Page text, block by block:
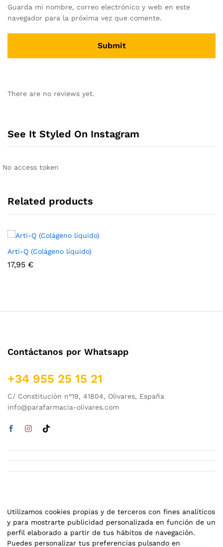
Guarda mi nombre, correo electrónico y web en este
navegador para la próxima vez que comente.
There are no reviews yet.
See It Styled On Instagram
No access token
Related products
Arti-Q (Colágeno líquido)
17,95 €
Contáctanos por Whatsapp
+34 955 25 15 21
C/ Constitución n°19, 41804, Olivares, España
info@parafarmacia-olivares.com
Utilizamos cookies propias y de terceros con fines analíticos
y para mostrarte publicidad personalizada en función de un
perfil elaborado a partir de tus hábitos de navegación.
Puedes personalizar tus preferencias pulsando en